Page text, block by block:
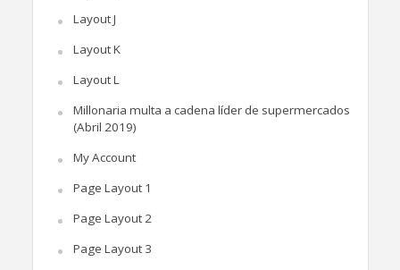
Layout J
Layout K
Layout L
Millonaria multa a cadena líder de supermercados
(Abril 2019)
My Account
Page Layout 1
Page Layout 2
Page Layout 3